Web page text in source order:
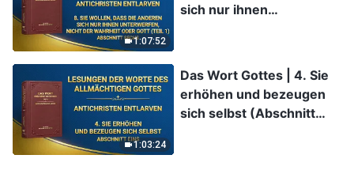
1:07:52
sich nur ihnen
1) (Abschnitt Sechs)
1:03:24
Das Wort Gottes | 4. Sie
erhöhen und bezeugen
sich selbst (Abschnitt